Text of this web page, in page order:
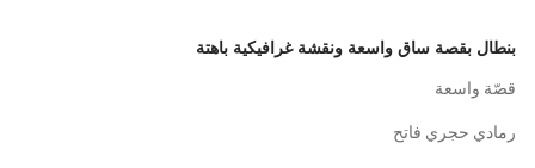
بنطال بقصة ساق واسعة ونقشة غرافيكية باهتة
قصّة واسعة
رمادي حجري فاتح